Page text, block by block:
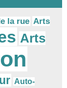
la rue Arts
Arts
Auto-